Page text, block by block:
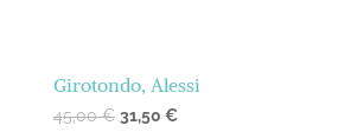
Girotondo, Alessi
45,00€ 31,50 €